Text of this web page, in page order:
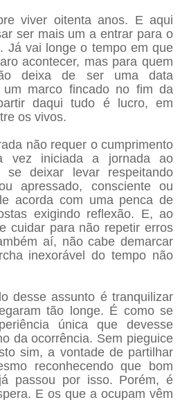
viver oitenta anos. E aqui
ser mais um a entrar para o
Já vai longe o tempo em que
acontecer, mas para quem
deixa de ser uma data
um marco fincado no fim da
daqui tudo é lucro, em
os vivos.
não requer o cumprimento
vez iniciada a jornada ao
se deixar levar respeitando
apressado, consciente ou
acorda com uma penca de
exigindo reflexão. E, ao
cuidar para não repetir erros
aí, não cabe demarcar
inexorável do tempo não
desse assunto é tranquilizar
tão longe. É como se
única que devesse
da ocorrência. Sem pieguice
sim, a vontade de partilhar
reconhecendo que bom
passou por isso. Porém, é
E os que a ocupam vêm